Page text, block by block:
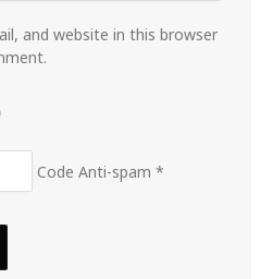
and website in this browser
Code Anti-spam *